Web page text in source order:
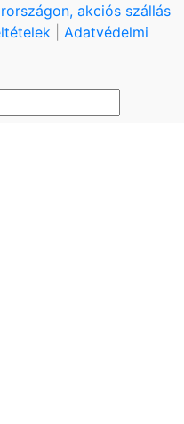
akciós szállás
Adatvédelmi